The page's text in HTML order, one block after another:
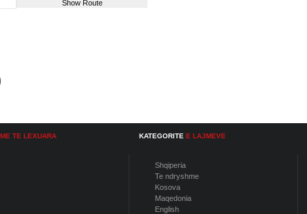
ME TE LEXUARA KATEGORITE E LAJMEVE
Shqiperia
Te ndryshme
Kosova
Maqedonia
English